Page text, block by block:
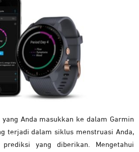
Anda masukkan ke dalam Garmin
terjadi dalam siklus menstruasi Anda,
yang diberikan. Mengetahui